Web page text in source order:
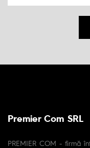
Premier Com SRL
PREMIER COM - firmă